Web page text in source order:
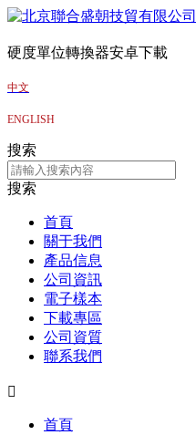
硬度單位轉換器安卓下載
中文
ENGLISH
搜索
搜索
首頁
關于我們
產品信息
公司資訊
電子樣本
下載專區
公司資質
聯系我們

首頁